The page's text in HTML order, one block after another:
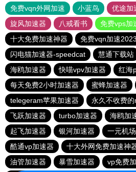
免费vqn外网加速
小蓝鸟 优途加
旋风加速器
八戒看书
免费vps加
十大免费加速神器
免费vqn加速2023
闪电猫加速器-speedcat
慧通下载站
海鸥加速器
快喵vpv加速器
红海
每天免费2小时加速器
蜜蜂加速器
telegeram苹果加速器
永久不收费
飞跃加速器
turbo加速器 海鸥加
起飞加速器
银河加速器 一元机场
酷通vp加速器
十大外网免费加速神
油管加速器
暴雪加速器 vp免费